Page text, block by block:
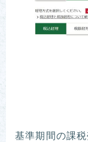
基準期間の課